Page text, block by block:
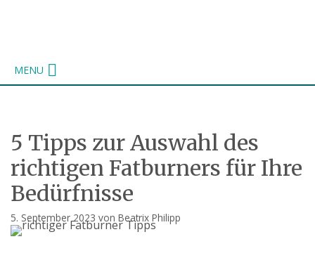
MENU
5 Tipps zur Auswahl des
richtigen Fatburners für Ihre
Bedürfnisse
5. September 2023 von Beatrix Philipp